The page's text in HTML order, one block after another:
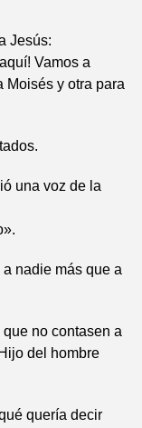
Jesús:
Vamos a
Moisés y otra para
una voz de la
nadie más que a
no contasen a
del hombre
quería decir